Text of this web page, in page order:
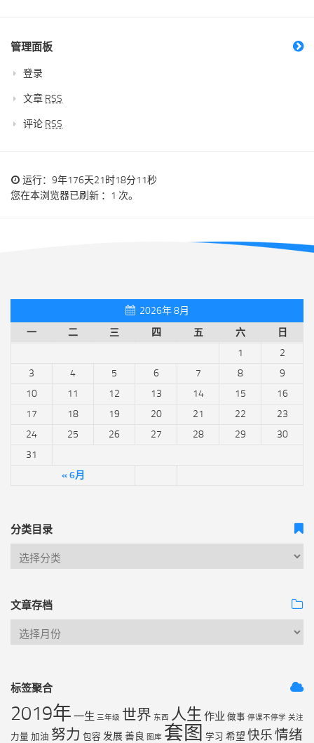
管理面板
登录
文章 RSS
评论 RSS
运行：9年176天21时18分11秒
您在本浏览器已刷新 ：1 次。
2026年 8月
一
二 三 四 五 六 日
« 6月
1
2
3
4 5 6 7 8
9
10
11 12 13 14 15
16
17
18 19 20 21 22
23
24
25 26 27 28 29
30
31
分类目录
文章存档
标签聚合
2019年 一生 三年级 世界 东西 人生 作业 做事 停课不停学 关注
力量 加油 努力 包容 发展善良 图库 套图 学习 希望 快乐情绪